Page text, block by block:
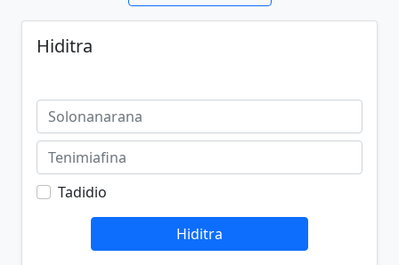
Hiditra
Tadidio
Hiditra